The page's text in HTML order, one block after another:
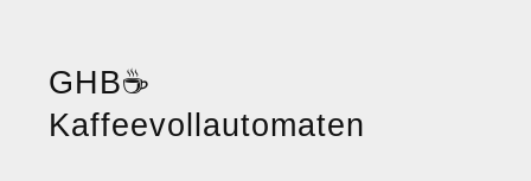
GHB☕
Kaffeevollautomaten